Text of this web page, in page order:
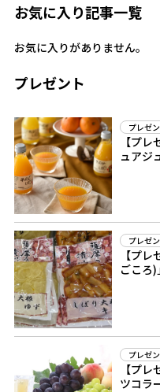
お気に入り記事一覧
お気に入りがありません。
プレゼント
プレゼ
【プ
ュアジ
プレゼ
【プ
ごころ
プレゼ
【プ
ツコラ